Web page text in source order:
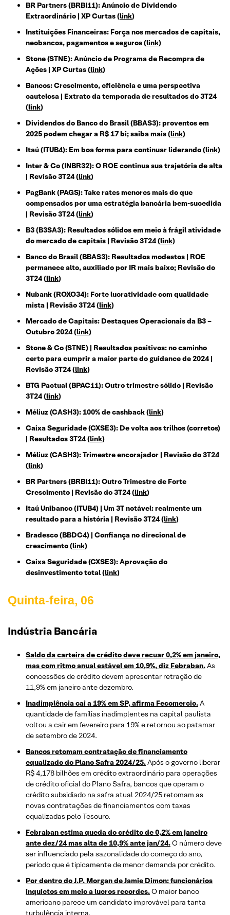
BR Partners (BRBI11): Anúncio de Dividendo
Extraordinário | XP Curtas(link)
Instituições Financeiras: Força nos mercados de capitais,
neobancos, pagamentos e seguros(link)
Stone (STNE): Anúncio de Programa de Recompra de
Ações | XP Curtas(link)
Bancos: Crescimento, eficiência e uma perspectiva
cautelosa | Extrato da temporada de resultados do 3T24
(link)
Dividendos do Banco do Brasil (BBAS3): proventos em
2025 podem chegar a R$ 17 bi; saiba mais(link)
Itaú (ITUB4): Em boa forma para continuar liderando(link)
Inter & Co (INBR32): O ROE continua sua trajetória de alta
| Revisão 3T24(link)
PagBank (PAGS): Take rates menores mais do que
compensados por uma estratégia bancária bem-sucedida
| Revisão 3T24(link)
B3 (B3SA3): Resultados sólidos em meio à frágil atividade
do mercado de capitais | Revisão 3T24(link)
Banco do Brasil (BBAS3): Resultados modestos | ROE
permanece alto, auxiliado por IR mais baixo; Revisão do
3T24(link)
Nubank (ROXO34): Forte lucratividade com qualidade
mista | Revisão 3T24(link)
Mercado de Capitais: Destaques Operacionais da B3 –
Outubro 2024(link)
Stone & Co (STNE) | Resultados positivos: no caminho
certo para cumprir a maior parte do guidance de 2024 |
Revisão 3T24(link)
BTG Pactual (BPAC11): Outro trimestre sólido | Revisão
3T24(link)
Méliuz (CASH3): 100% de cashback(link)
Caixa Seguridade (CXSE3): De volta aos trilhos (corretos)
| Resultados 3T24(link)
Méliuz (CASH3): Trimestre encorajador | Revisão do 3T24
(link)
BR Partners (BRBI11): Outro Trimestre de Forte
Crescimento | Revisão do 3T24(link)
Itaú Unibanco (ITUB4) | Um 3T notável: realmente um
resultado para a história | Revisão 3T24(link)
Bradesco (BBDC4) | Confiança no direcional de
crescimento(link)
Caixa Seguridade (CXSE3): Aprovação do
desinvestimento total (link)
Quinta-feira, 06
Indústria Bancária
Saldo da carteira de crédito deve recuar 0,2% em janeiro,
mas com ritmo anual estável em 10,9%, diz Febraban.As
concessões de crédito devem apresentar retração de
11,9% em janeiro ante dezembro.
Inadimplência cai a 19% em SP, afirma Fecomercio.A
quantidade de famílias inadimplentes na capital paulista
voltou a cair em fevereiro para 19% e retornou ao patamar
de setembro de 2024.
Bancos retomam contratação de financiamento
equalizado do Plano Safra 2024/25.Após o governo liberar
R$ 4,178 bilhões em crédito extraordinário para operações
de crédito oficial do Plano Safra, bancos que operam o
crédito subsidiado na safra atual 2024/25 retomam as
novas contratações de financiamentos com taxas
equalizadas pelo Tesouro.
Febraban estima queda do crédito de 0,2% em janeiro
ante dez/24 mas alta de 10,9% ante jan/24.O número deve
ser influenciado pela sazonalidade do começo do ano,
período que é tipicamente de menor demanda por crédito.
Por dentro do J.P. Morgan de Jamie Dimon: funcionários
inquietos em meio a lucros recordes.O maior banco
americano parece um candidato improvável para tanta